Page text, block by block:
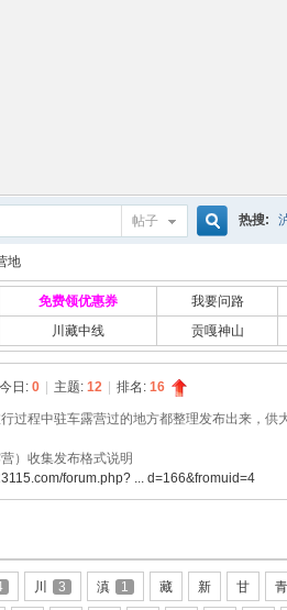
帖子
索
热搜:
地
免费领优惠券
我要问路
川藏中线 贡嘎神山
今日: 0 主题: 12 排名: 16
过程中驻车露营过的地方都整理发布出来，供
）收集发布格式说明
forum.php? ... d=166&fromuid=4
川 3 滇 1 藏 新 甘 青